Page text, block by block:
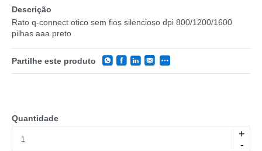
Descrição
Rato q-connect otico sem fios silencioso dpi 800/1200/1600
pilhas aaa preto
Partilhe este produto
Quantidade
+
-